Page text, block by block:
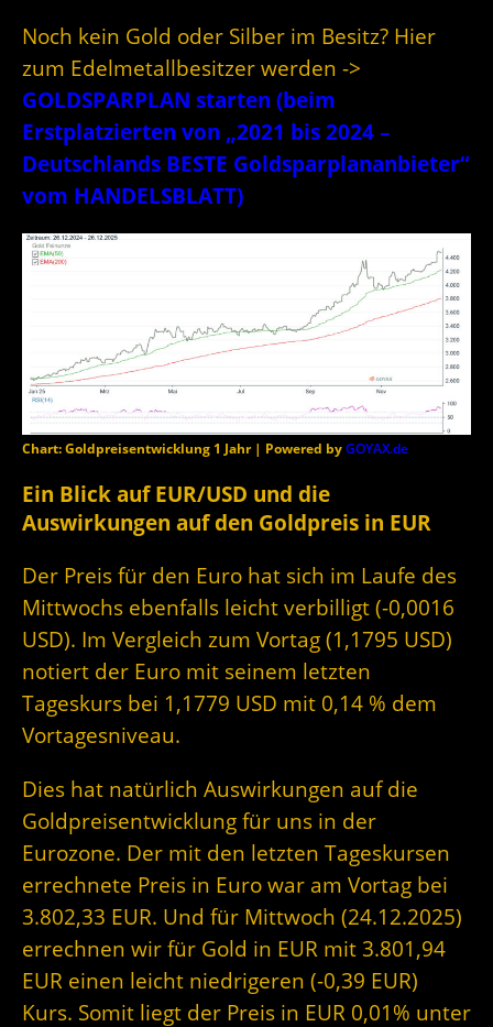
Noch kein Gold oder Silber im Besitz? Hier
zum Edelmetallbesitzer werden ->
GOLDSPARPLAN starten (beim
Erstplatzierten von „2021 bis 2024 –
Deutschlands BESTE Goldsparplananbieter“
vom HANDELSBLATT)
Chart: Goldpreisentwicklung 1 Jahr | Powered byGOYAX.de
Ein Blick auf EUR/USD und die
Auswirkungen auf den Goldpreis in EUR
Der Preis für den Euro hat sich im Laufe des
Mittwochs ebenfalls leicht verbilligt (-0,0016
USD). Im Vergleich zum Vortag (1,1795 USD)
notiert der Euro mit seinem letzten
Tageskurs bei 1,1779 USD mit 0,14 % dem
Vortagesniveau.
Dies hat natürlich Auswirkungen auf die
Goldpreisentwicklung für uns in der
Eurozone. Der mit den letzten Tageskursen
errechnete Preis in Euro war am Vortag bei
3.802,33 EUR. Und für Mittwoch (24.12.2025)
errechnen wir für Gold in EUR mit 3.801,94
EUR einen leicht niedrigeren (-0,39 EUR)
Kurs. Somit liegt der Preis in EUR 0,01% unter